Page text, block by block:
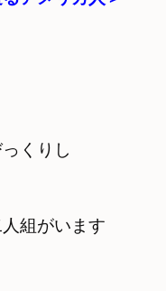
くりし
組がいます